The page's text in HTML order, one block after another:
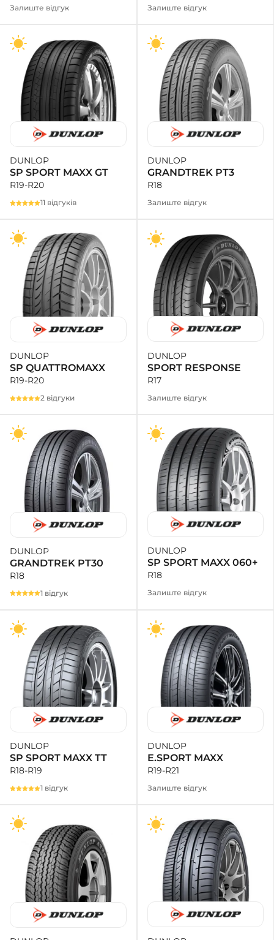
Залиште відгук Залиште відгук
DUNLOP
SP SPORT MAXX GT
R19-R20
11 відгуків
DUNLOP
GRANDTREK PT3
R18
Залиште відгук
DUNLOP
SP QUATTROMAXX
R19-R20
2 відгуки
DUNLOP
SPORT RESPONSE
R17
Залиште відгук
DUNLOP
GRANDTREK PT30
R18
1 відгук
DUNLOP
SP SPORT MAXX 060+
R18
Залиште відгук
DUNLOP
SP SPORT MAXX TT
R18-R19
1 відгук
DUNLOP
E.SPORT MAXX
R19-R21
Залиште відгук